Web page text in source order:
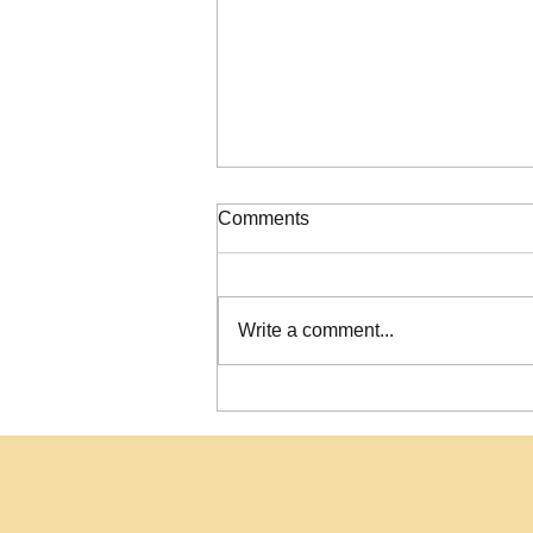
ΠΙΝΑΚΑΣ ΚΑΤΑΞΗΣ ΣΟΧ
2/2026
Comments
Write a comment...